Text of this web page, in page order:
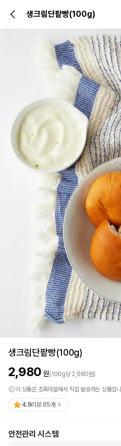
생크림단팥빵(100g)
생크림단팥빵(100g)
2,980 원(100g당 2,980원)
이 상품은 초록마을에서 직접 발송하는 상품입
4.9리뷰 65개
안전관리 시스템